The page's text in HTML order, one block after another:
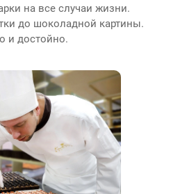
на все случаи жизни.
до шоколадной картины.
и достойно.